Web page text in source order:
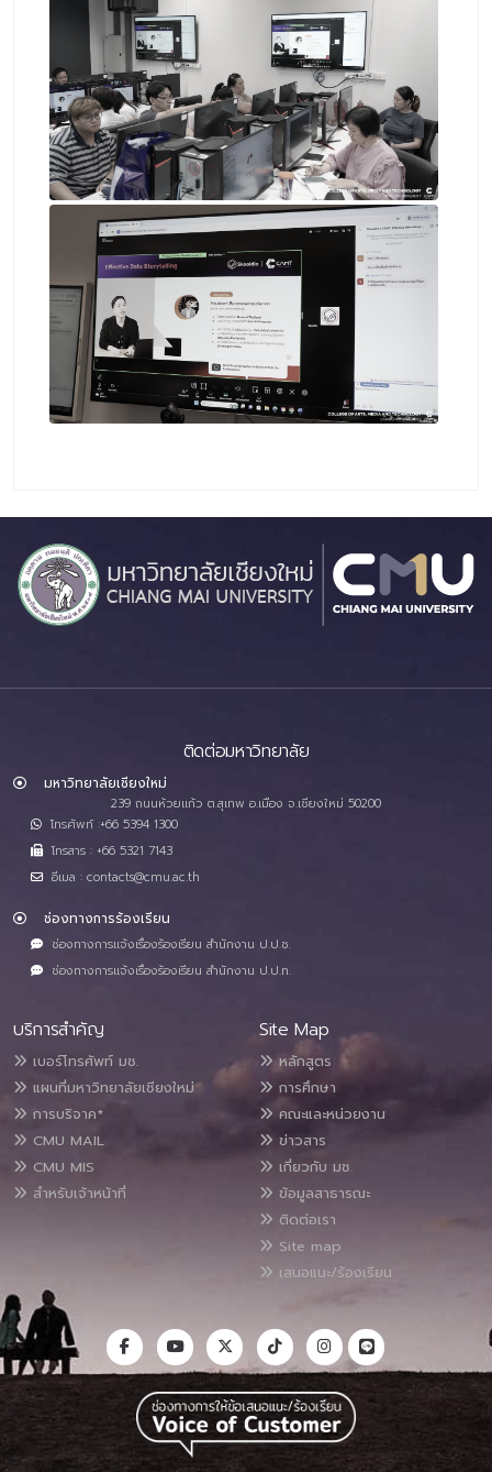
ติดต่อมหาวิทยาลัย
มหาวิทยาลัยเชียงใหม่
239 ถนนห้วยแก้ว ต.สุเทพ อ.เมือง จ.เชียงใหม่ 50200
โทรศัพท์ :+66 5394 1300
โทรสาร : +66 5321 7143
อีเมล : contacts@cmu.ac.th
ช่องทางการร้องเรียน
ช่องทางการแจ้งเรื่องร้องเรียน สำนักงาน ป.ป.ช.
ช่องทางการแจ้งเรื่องร้องเรียน สำนักงาน ป.ป.ท.
บริการสำคัญ
เบอร์โทรศัพท์ มช.
แผนที่มหาวิทยาลัยเชียงใหม่
การบริจาค*
CMU MAIL
CMU MIS
สำหรับเจ้าหน้าที่
Site Map
หลักสูตร
การศึกษา
คณะและหน่วยงาน
ข่าวสาร
เกี่ยวกับ มช.
ข้อมูลสาธารณะ
ติดต่อเรา
Site map
เสนอแนะ/ร้องเรียน